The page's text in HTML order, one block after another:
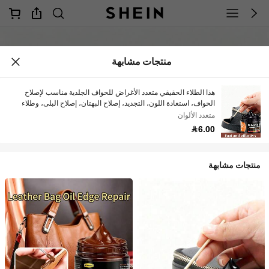
منتجات مشابهة
هذا الطلاء الحقيقي متعدد الأغراض للحواف الجلدية مناسب لإصلاح
الحواف، استعادة اللون، التجديد، إصلاح البهتان، إصلاح البلى، وطلاء
حواف الجلد. يمكن إهداؤه كهدية عيد للعائلة والأصدقاء، أو كهدية رأس
السنة (شحن عشوائي للطرازات القديمة والجديدة).
متعدد الألوان
6.00
منتجات مشابهة